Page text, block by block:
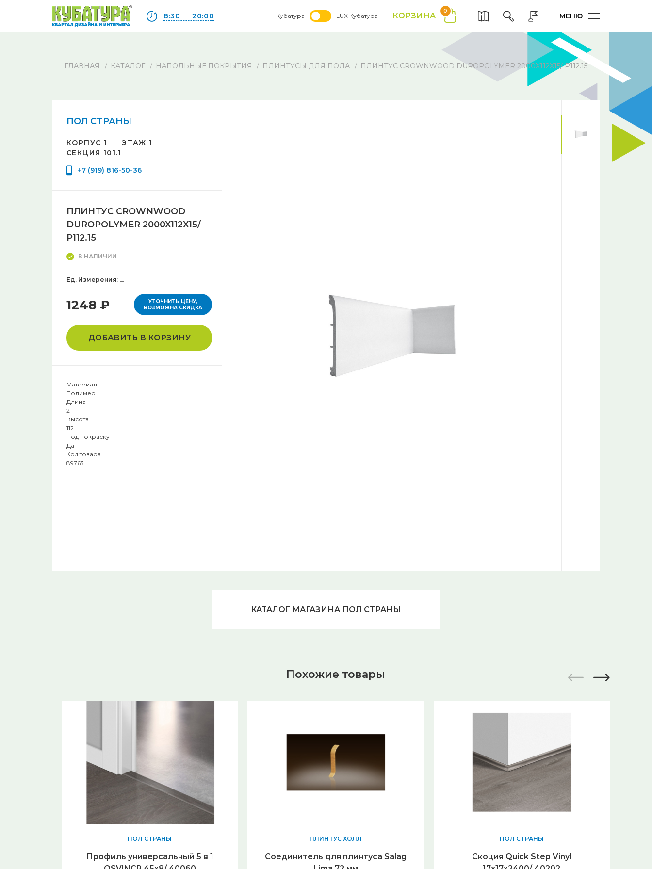
8:30 — 20:00 Кубатура LUX Кубатура КОРЗИНА
0
МЕНЮ
ГЛАВНАЯ КАТАЛОГ НАПОЛЬНЫЕ ПОКРЫТИЯ ПЛИНТУСЫ ДЛЯ ПОЛА ПЛИНТУС CROWNWOOD DUROPOLYMER 2000X112X15/ P112.15
ПОЛ СТРАНЫ
КОРПУС 1
ЭТАЖ 1
СЕКЦИЯ 101.1
+7 (919) 816-50-36
ПЛИНТУС CROWNWOOD
DUROPOLYMER 2000X112X15/
P112.15
В НАЛИЧИИ
Ед. Измерения: шт
1248 ₽
УТОЧНИТЬ ЦЕНУ,
ВОЗМОЖНА СКИДКА
ДОБАВИТЬ В КОРЗИНУ
Материал
Полимер
Длина
2
Высота
112
Под покраску
Да
Код товара
89763
КАТАЛОГ МАГАЗИНА ПОЛ СТРАНЫ
Похожие товары
ПОЛ СТРАНЫ
Профиль универсальный 5 в 1
ПЛИНТУС ХОЛЛ
Соединитель для плинтуса Salag
ПОЛ СТРАНЫ
Скоция Quick Step Vinyl